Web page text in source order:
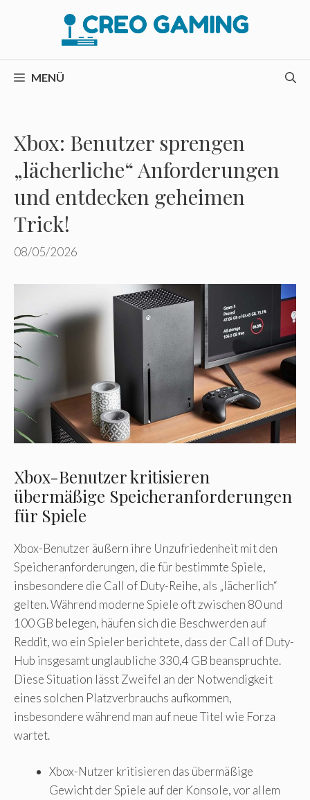
MENÜ
Xbox: Benutzer sprengen
„lächerliche“ Anforderungen
und entdecken geheimen
Trick!
08/05/2026
Xbox-Benutzer kritisieren
übermäßige Speicheranforderungen
für Spiele
Xbox-Benutzer äußern ihre Unzufriedenheit mit den
Speicheranforderungen, die für bestimmte Spiele,
insbesondere die Call of Duty-Reihe, als „lächerlich“
gelten. Während moderne Spiele oft zwischen 80 und
100 GB belegen, häufen sich die Beschwerden auf
Reddit, wo ein Spieler berichtete, dass der Call of Duty-
Hub insgesamt unglaubliche 330,4 GB beanspruchte.
Diese Situation lässt Zweifel an der Notwendigkeit
eines solchen Platzverbrauchs aufkommen,
insbesondere während man auf neue Titel wie Forza
wartet.
Xbox-Nutzer kritisieren das übermäßige
Gewicht der Spiele auf der Konsole, vor allem